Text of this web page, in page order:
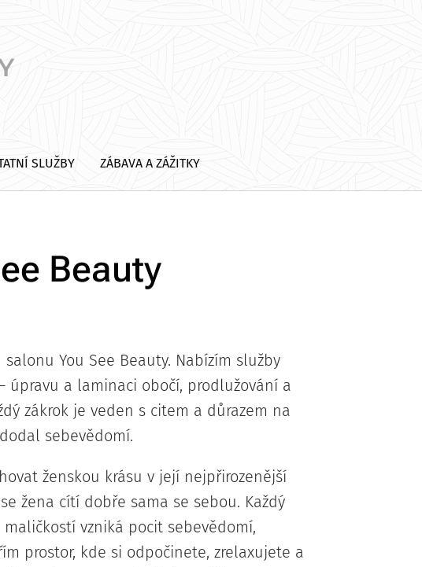
SLUŽBY ZÁBAVA A ZÁŽITKY
Beauty
You See Beauty. Nabízím služby
úpravu a laminaci obočí, prodlužování a
zákrok je veden s citem a důrazem na
sebevědomí.
ženskou krásu v její nejpřirozenější
žena cítí dobře sama se sebou. Každý
vzniká pocit sebevědomí,
prostor, kde si odpočinete, zrelaxujete a